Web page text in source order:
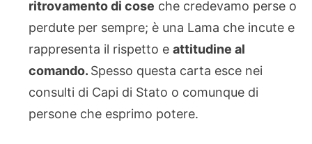
ritrovamento di cose che credevamo perse o
perdute per sempre; è una Lama che incute e
rappresenta il rispetto e attitudine al
comando. Spesso questa carta esce nei
consulti di Capi di Stato o comunque di
persone che esprimo potere.